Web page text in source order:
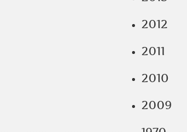
2012
2011
2010
2009